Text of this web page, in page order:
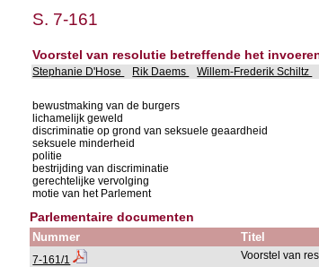
S. 7-161
Voorstel van resolutie betreffende het
Stephanie D'Hose Rik Daems Willem-Frederik Schiltz
bewustmaking van de burgers
lichamelijk geweld
discriminatie op grond van seksuele geaardheid
seksuele minderheid
politie
bestrijding van discriminatie
gerechtelijke vervolging
motie van het Parlement
Parlementaire documenten
Nummer Titel
7-161/1 Voorstel van